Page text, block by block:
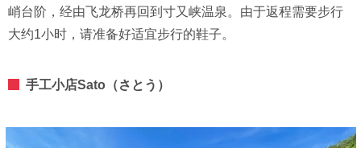
峭台阶，经由飞龙桥再回到寸又峡温泉。由于返程需要步行
大约1小时，请准备好适宜步行的鞋子。
手工小店Sato（さとう）